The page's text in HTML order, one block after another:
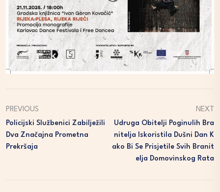
PREVIOUS
Policijski Službenici Zabilježili
Dva Značajna Prometna
Prekršaja
NEXT
Udruga Obitelji Poginulih Bra
Nitelja Iskoristila Dušni Dan K
Ako Bi Se Prisjetile Svih Branit
Elja Domovinskog Rata